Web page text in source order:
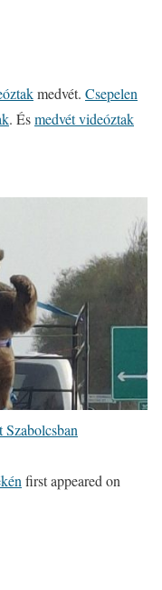
medvét. Csepelen
. Ésmedvét videóztak
first appeared on